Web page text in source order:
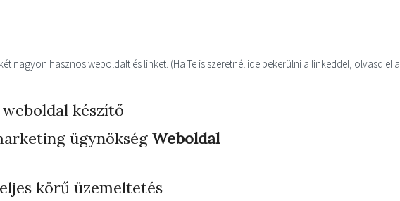
nagyon hasznos weboldalt és linket. (Ha Te is szeretnél ide bekerülni a linkeddel, olvasd el a
készítő
ügynökség Weboldal
körű üzemeltetés